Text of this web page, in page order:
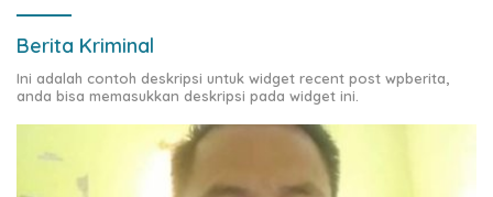
Berita Kriminal
Ini adalah contoh deskripsi untuk widget recent post wpberita,
anda bisa memasukkan deskripsi pada widget ini.